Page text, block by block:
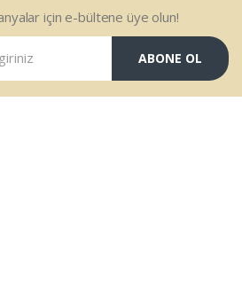
için e-bültene üye olun!
ABONE OL